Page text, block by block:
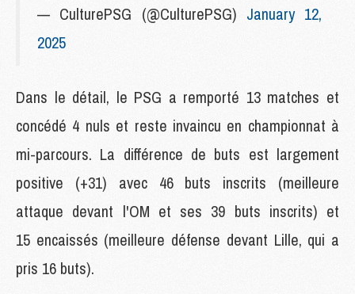
— CulturePSG (@CulturePSG) January 12,
2025
Dans le détail, le PSG a remporté 13 matches et
concédé 4 nuls et reste invaincu en championnat à
mi-parcours. La différence de buts est largement
positive (+31) avec 46 buts inscrits (meilleure
attaque devant l'OM et ses 39 buts inscrits) et
15 encaissés (meilleure défense devant Lille, qui a
pris 16 buts).